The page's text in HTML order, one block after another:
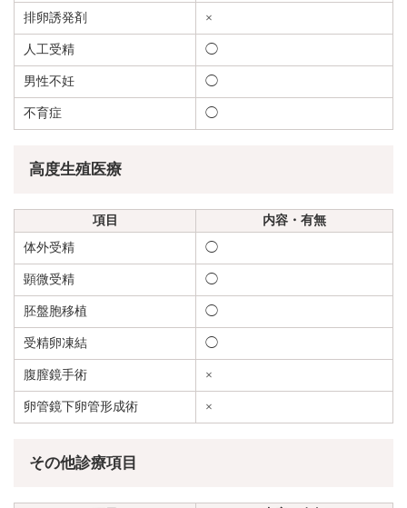
排卵誘発剤 ×
人工受精 ◯
男性不妊 ◯
不育症 ◯
高度生殖医療
項目
内容・有無
体外受精
◯
顕微受精 ◯
胚盤胞移植 ◯
受精卵凍結 ◯
腹膣鏡手術 ×
卵管鏡下卵管形成術 ×
その他診療項目